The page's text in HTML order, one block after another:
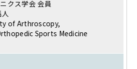
クス学会 会員
of Arthroscopy,
Sports Medicine